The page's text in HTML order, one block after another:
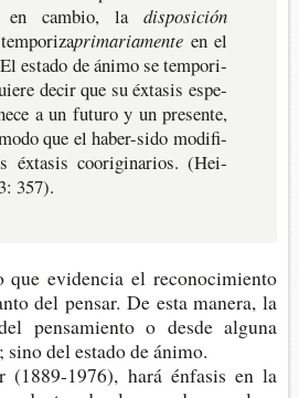
cam­bio, la dis­po­si­ción
primariamente en el
esta­do de ánimo se tem­po­ri­
decir que su éxta­sis espe­
a un futu­ro y un pre­sen­te,
que el haber-​sido modi­fi­
éxta­sis coori­gi­na­rios. (Hei­
357).
evi­den­cia el reco­no­ci­mien­to
del pen­sar. De esta mane­ra, la
pen­sa­mien­to o desde algu­na
del esta­do de ánimo.
(1889-​1976), hará énfa­sis en la